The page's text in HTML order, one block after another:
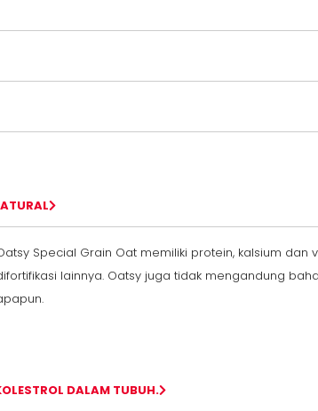
Special Grain Oat memiliki protein, kalsium
lainnya. Oatsy juga tidak mengandung
DALAM TUBUH.